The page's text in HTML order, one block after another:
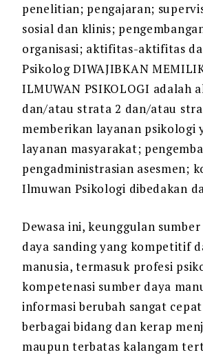
penelitian; pengajaran;
sosial dan klinis;
organisasi; aktifitas-aktifitas
Psikolog DIWAJIBKAN
ILMUWAN PSIKOLOGI
dan/atau strata 2 dan/atau
memberikan layanan
layanan masyarakat;
pengadministrasian asesmen;
Ilmuwan Psikologi dibedakan
Dewasa ini, keunggulan
daya sanding yang kompetitif
manusia, termasuk profesi
kompetenasi sumber daya
informasi berubah sangat
berbagai bidang dan kerap
maupun terbatas kalangam